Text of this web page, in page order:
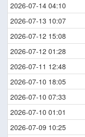
2026-07-14 04:10
2026-07-13 10:07
2026-07-12 15:08
2026-07-12 01:28
2026-07-11 12:48
2026-07-10 18:05
2026-07-10 07:33
2026-07-10 01:01
2026-07-09 10:25